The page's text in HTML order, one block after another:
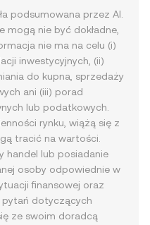
podsumowana przez AI.
mogą nie być dokładne,
nie ma na celu (i)
inwestycyjnych, (ii)
do kupna, sprzedaży
ani (iii) porad
lub podatkowych.
rynku, wiążą się z
tracić na wartości.
handel lub posiadanie
osoby odpowiednie w
finansowej oraz
pytań dotyczących
ze swoim doradcą